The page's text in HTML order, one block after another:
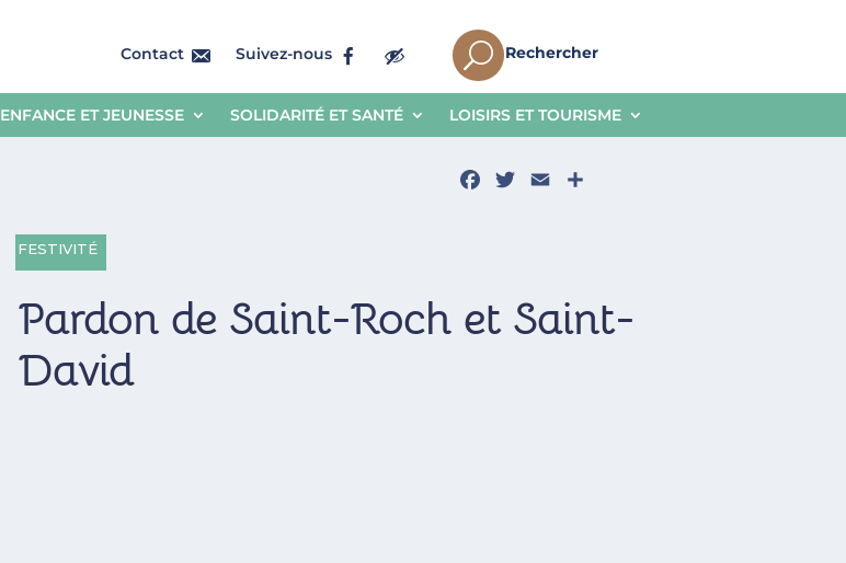
Contact Suivez-nous U Rechercher
ENFANCE ET JEUNESSE SOLIDARITÉ ET SANTÉ LOISIRS ET TOURISME
Facebook
Twitter
Email
FESTIVITÉ
Pardon de Saint-Roch et Saint-
David